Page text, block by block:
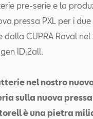
pre-serie e la
pressa PXL per i
CUPRA Raval
ID.2all.
nel nostro
sulla nuova pressa
è una pietra